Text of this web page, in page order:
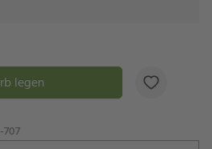
legen